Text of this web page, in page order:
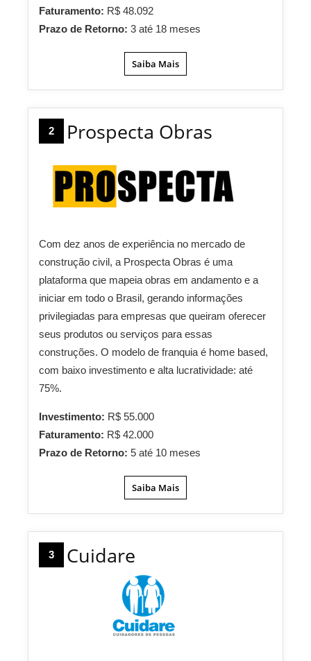
Faturamento: R$ 48.092
Prazo de Retorno: 3 até 18 meses
Saiba Mais
2 Prospecta Obras
Com dez anos de experiência no mercado de
construção civil, a Prospecta Obras é uma
plataforma que mapeia obras em andamento e a
iniciar em todo o Brasil, gerando informações
privilegiadas para empresas que queiram oferecer
seus produtos ou serviços para essas
construções. O modelo de franquia é home based,
com baixo investimento e alta lucratividade: até
75%.
Investimento: R$ 55.000
Faturamento: R$ 42.000
Prazo de Retorno: 5 até 10 meses
Saiba Mais
3 Cuidare